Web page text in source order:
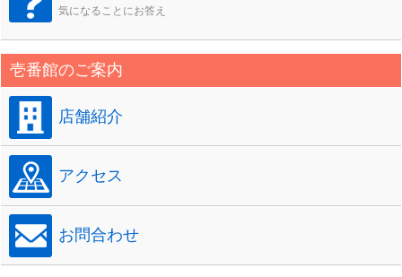
気になることにお答え
壱番館のご案内
店舗紹介
アクセス
お問合わせ